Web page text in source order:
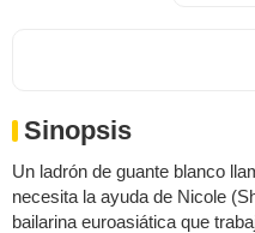
Sinopsis
Un ladrón de guante blanco
necesita la ayuda de Nicole
bailarina euroasiática que